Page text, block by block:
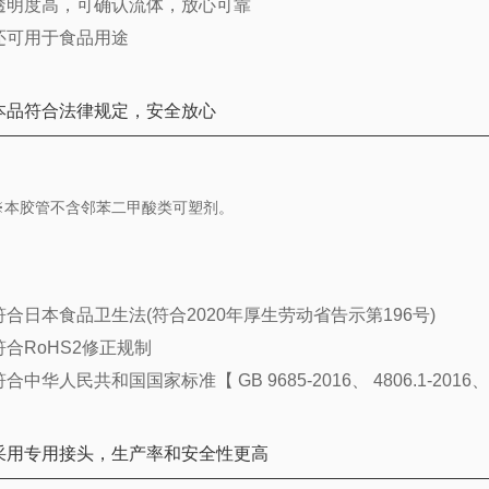
明度高，可确认流体，放心可靠
可用于食品用途
品符合法律规定，安全放心
胶管不含邻苯二甲酸类可塑剂。
合日本食品卫生法(符合2020年厚生劳动省告示第196号)
合RoHS2修正规制
合中华人民共和国国家标准【 GB 9685-2016、 4806.1-2016
用专用接头，生产率和安全性更高